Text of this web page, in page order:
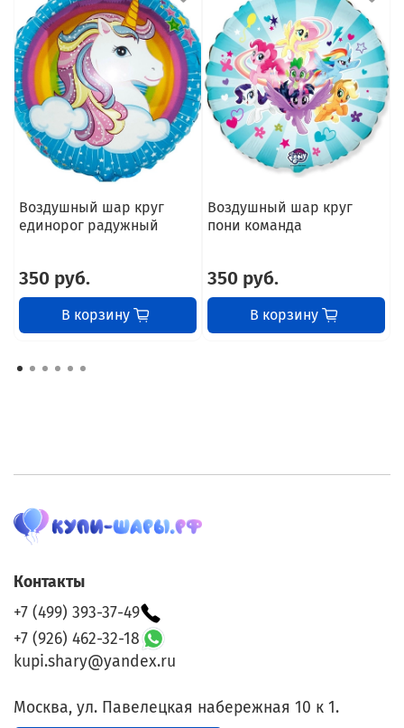
Воздушный шар круг
единорог радужный
350 руб.
В корзину
Воздушный шар круг
пони команда
350 руб.
В корзину
Контакты
+7 (499) 393-37-49
+7 (926) 462-32-18
kupi.shary@yandex.ru
Москва, ул. Павелецкая набережная 10 к 1.